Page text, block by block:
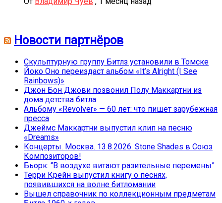
Новости партнёров
Скульптурную группу Битлз установили в Томске
Йоко Оно переиздаст альбом «It’s Alright (I See
Rainbows)»
Джон Бон Джови позвонил Полу Маккартни из
дома детства битла
Альбому «Revolver» — 60 лет: что пишет зарубежная
пресса
Джеймс Маккартни выпустил клип на песню
«Dreams»
Концерты. Москва. 13.8.2026. Stone Shades в Союз
Композиторов!
Бьорк: “В воздухе витают разительные перемены”
Терри Крейн выпустил книгу о песнях,
появившихся на волне битломании
Вышел справочник по коллекционным предметам